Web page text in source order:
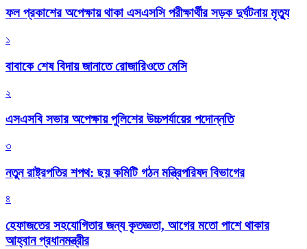
ফল প্রকাশের অপেক্ষায় থাকা এসএসসি পরীক্ষার্থীর সড়ক দুর্ঘটনায় মৃত্যু
১
বাবাকে শেষ বিদায় জানাতে রোজারিওতে মেসি
২
এসএসবি সভার অপেক্ষায় পুলিশের উচ্চপর্যায়ের পদোন্নতি
৩
নতুন রাষ্ট্রপতির শপথ: ছয় কমিটি গঠন মন্ত্রিপরিষদ বিভাগের
৪
হেফাজতের সহযোগিতার জন্য কৃতজ্ঞতা, আগের মতো পাশে থাকার
আহ্বান প্রধানমন্ত্রীর